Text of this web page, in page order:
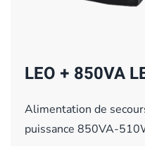
LEO + 850VA
Alimentation de
puissance 850VA-